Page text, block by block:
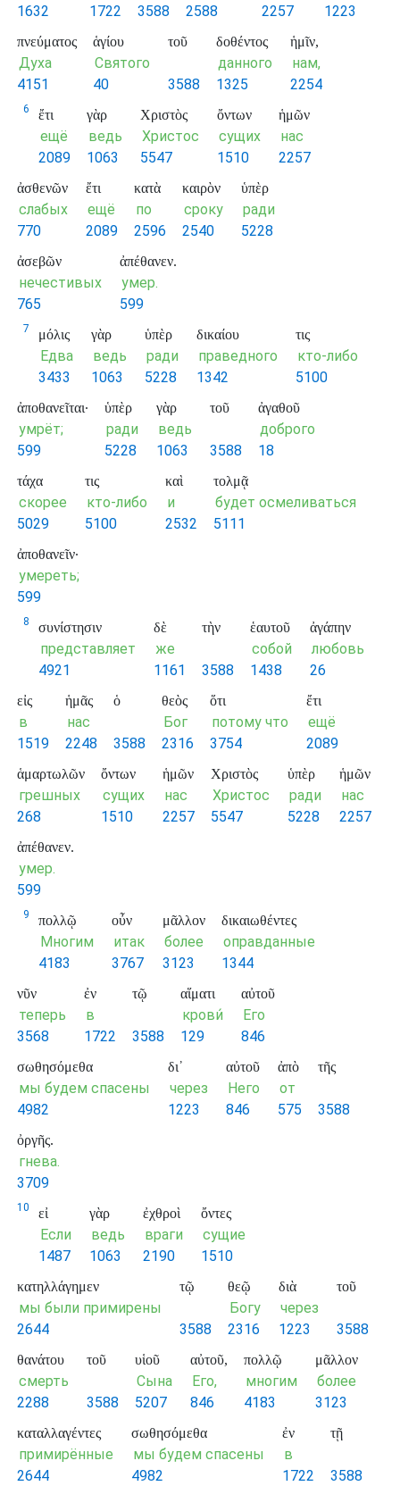
1632
1722
3588
2588
2257
1223
πνεύματος
Духа
4151
ἁγίου
Святого
40
τοῦ
3588
δοθέντος
данного
1325
ἡμῖν,
нам,
2254
6 ἔτι
ещё
2089
γὰρ
ведь
1063
Χριστὸς
Христос
5547
ὄντων
сущих
1510
ἡμῶν
нас
2257
ἀσθενῶν
слабых
770
ἔτι
ещё
2089
κατὰ
по
2596
καιρὸν
сроку
2540
ὑπὲρ
ради
5228
ἀσεβῶν
нечестивых
765
ἀπέθανεν.
умер.
599
7 μόλις
Едва
3433
γὰρ
ведь
1063
ὑπὲρ
ради
5228
δικαίου
праведного
1342
τις
кто-либо
5100
ἀποθανεῖται·
умрёт;
599
ὑπὲρ
ради
5228
γὰρ
ведь
1063
τοῦ
3588
ἀγαθοῦ
доброго
18
τάχα
скорее
5029
τις
кто-либо
5100
καὶ
и
2532
τολμᾷ
будет осмеливаться
5111
ἀποθανεῖν·
умереть;
599
8 συνίστησιν
представляет
4921
δὲ
же
1161
τὴν
3588
ἑαυτοῦ
собой
1438
ἀγάπην
любовь
26
εἰς
в
1519
ἡμᾶς
нас
2248
ὁ
3588
θεὸς
Бог
2316
ὅτι
потому что
3754
ἔτι
ещё
2089
ἁμαρτωλῶν
грешных
268
ὄντων
сущих
1510
ἡμῶν
нас
2257
Χριστὸς
Христос
5547
ὑπὲρ
ради
5228
ἡμῶν
нас
2257
ἀπέθανεν.
умер.
599
9 πολλῷ
Многим
4183
οὖν
итак
3767
μᾶλλον
более
3123
δικαιωθέντες
оправданные
1344
νῦν
теперь
3568
ἐν
в
1722
τῷ
3588
αἵματι
крови́
129
αὐτοῦ
Его
846
σωθησόμεθα
мы будем спасены
4982
δι᾽
через
1223
αὐτοῦ
Него
846
ἀπὸ
от
575
τῆς
3588
ὀργῆς.
гнева.
3709
10 εἰ
Если
1487
γὰρ
ведь
1063
ἐχθροὶ
враги
2190
ὄντες
сущие
1510
κατηλλάγημεν
мы были примирены
2644
τῷ
3588
θεῷ
Богу
2316
διὰ
через
1223
τοῦ
3588
θανάτου
смерть
2288
τοῦ
3588
υἱοῦ
Сына
5207
αὐτοῦ,
Его,
846
πολλῷ
многим
4183
μᾶλλον
более
3123
καταλλαγέντες
примирённые
2644
σωθησόμεθα
мы будем спасены
4982
ἐν
в
1722
τῇ
3588